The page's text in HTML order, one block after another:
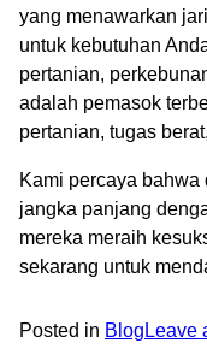
yang menawarkan
untuk kebutuhan
pertanian,
adalah pemasok
pertanian, tugas
Kami percaya
jangka panjang
mereka meraih
sekarang untuk
Posted in Blog Leave